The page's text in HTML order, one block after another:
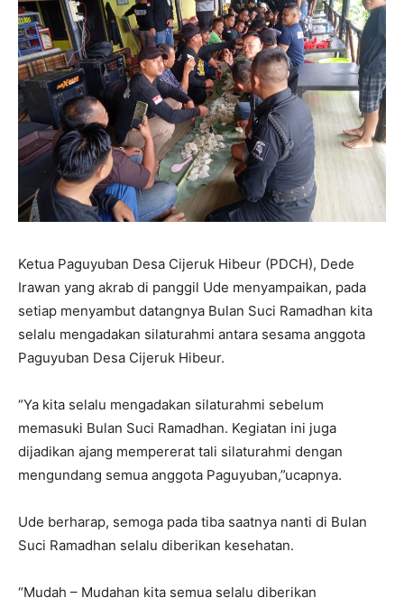
Ketua Paguyuban Desa Cijeruk Hibeur (PDCH), Dede
Irawan yang akrab di panggil Ude menyampaikan, pada
setiap menyambut datangnya Bulan Suci Ramadhan kita
selalu mengadakan silaturahmi antara sesama anggota
Paguyuban Desa Cijeruk Hibeur.
“Ya kita selalu mengadakan silaturahmi sebelum
memasuki Bulan Suci Ramadhan. Kegiatan ini juga
dijadikan ajang mempererat tali silaturahmi dengan
mengundang semua anggota Paguyuban,”ucapnya.
Ude berharap, semoga pada tiba saatnya nanti di Bulan
Suci Ramadhan selalu diberikan kesehatan.
“Mudah – Mudahan kita semua selalu diberikan